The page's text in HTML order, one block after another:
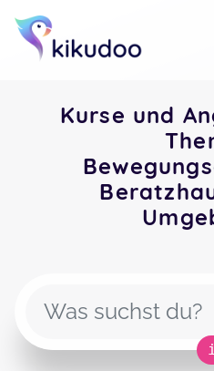
Kurse und